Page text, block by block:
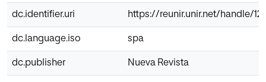
dc.identifier.uri https://reunir.unir.net/handle/
dc.language.iso spa
dc.publisher Nueva Revista